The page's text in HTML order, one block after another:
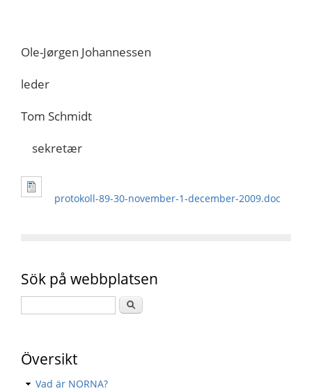
Ole-Jørgen Johannessen
leder
Tom Schmidt
sekretær
protokoll-89-30-november-1-december-2009.doc
Sök på webbplatsen
Översikt
Vad är NORNA?